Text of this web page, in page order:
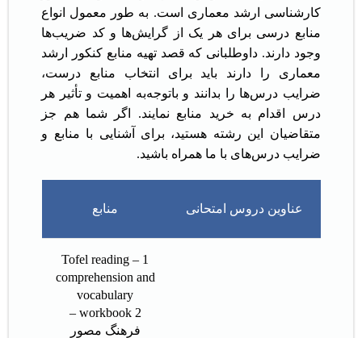
کارشناسی ارشد معماری است. به طور معمول انواع
منابع درسی برای هر یک از گرایش‌ها و کد ضریب‌ها
وجود دارند. داوطلبانی که قصد تهیه منابع کنکور ارشد
معماری را دارند باید برای انتخاب منابع درست،
ضرایب درس‌ها را بدانند و باتوجه‌به اهمیت و تأثیر هر
درس اقدام به خرید منابع نمایند. اگر شما هم جز
متقاضیان این رشته هستید، برای آشنایی با منابع و
ضرایب درس‌های با ما همراه باشید.
عناوین دروس امتحانی منابع
1 – Tofel reading
comprehension and
vocabulary
workbook 2 –
فرهنگ مصور